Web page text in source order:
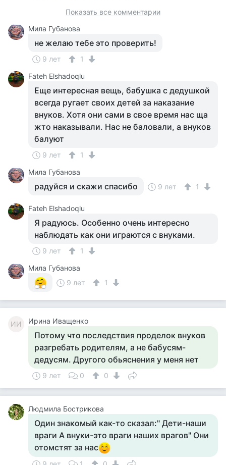
Показать все комментарии
Мила Губанова
не желаю тебе это проверить!
9 лет
1
Fateh Elshadoqlu
Еще интересная вещь, бабушка с дедушкой
всегда ругает своих детей за наказание
внуков. Хотя они сами в свое время нас ща
жто наказывали. Нас не баловали, а внуков
балуют
9 лет
1
Мила Губанова
радуйся и скажи спасибо 9 лет 1
Fateh Elshadoqlu
Я радуюсь. Особенно очень интересно
наблюдать как они играются с внуками.
9 лет
1
Мила Губанова
9 лет
1
ИИ Ирина Иващенко
Потому что последствия проделок внуков
разгребать родителям, а не бабусям-
дедусям. Другого обьяснения у меня нет
9 лет 0 0
Людмила Бострикова
Один знакомый как-то сказал:" Дети-наши
враги А внуки-это враги наших врагов" Они
отомстят за нас